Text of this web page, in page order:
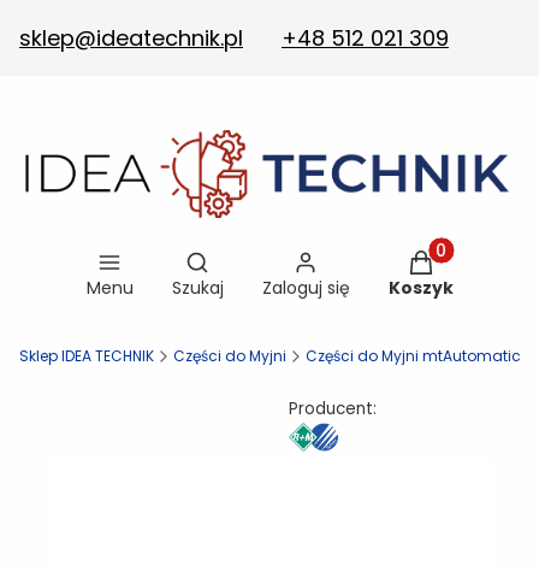
sklep@ideatechnik.pl +48 512 021 309
Menu
Otwórz wyszukiwarkę
Szukaj Zaloguj się
Produkty w
Koszyk
Sklep IDEA TECHNIK Części do Myjni Części do Myjni mtAutomatic
Producent: